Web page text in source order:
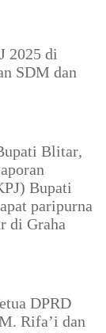
2025 di
SDM dan
Blitar,
Bupati
paripurna
di Graha
DPRD
Rifa’i dan